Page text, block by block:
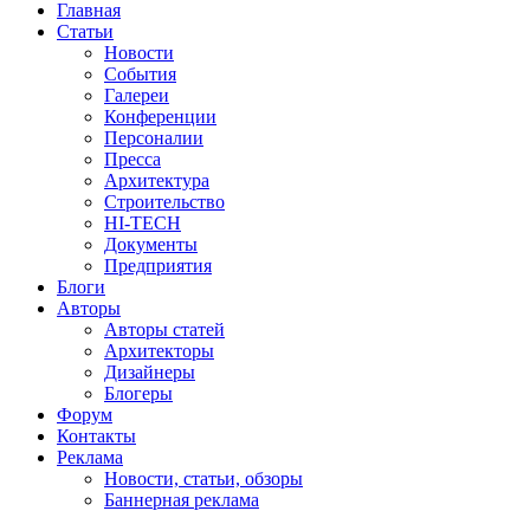
Главная
Статьи
Новости
События
Галереи
Конференции
Персоналии
Пресса
Архитектура
Строительство
HI-TECH
Документы
Предприятия
Блоги
Авторы
Авторы статей
Архитекторы
Дизайнеры
Блогеры
Форум
Контакты
Реклама
Новости, статьи, обзоры
Баннерная реклама